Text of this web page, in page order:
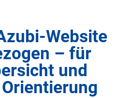
Website
– für
und